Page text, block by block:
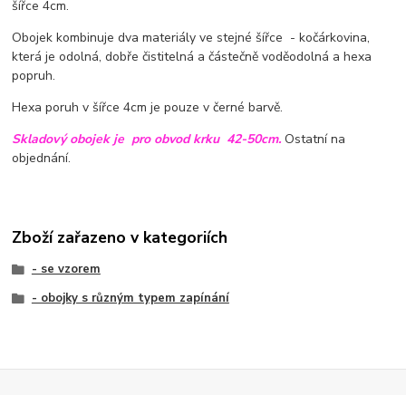
šířce 4cm.
Obojek kombinuje dva materiály ve stejné šířce - kočárkovina,
která je odolná, dobře čistitelná a částečně voděodolná a hexa
popruh.
Hexa poruh v šířce 4cm je pouze v černé barvě.
Skladový obojek je pro obvod krku 42-50cm. Ostatní na
objednání.
Zboží zařazeno v kategoriích
- se vzorem
- obojky s různým typem zapínání